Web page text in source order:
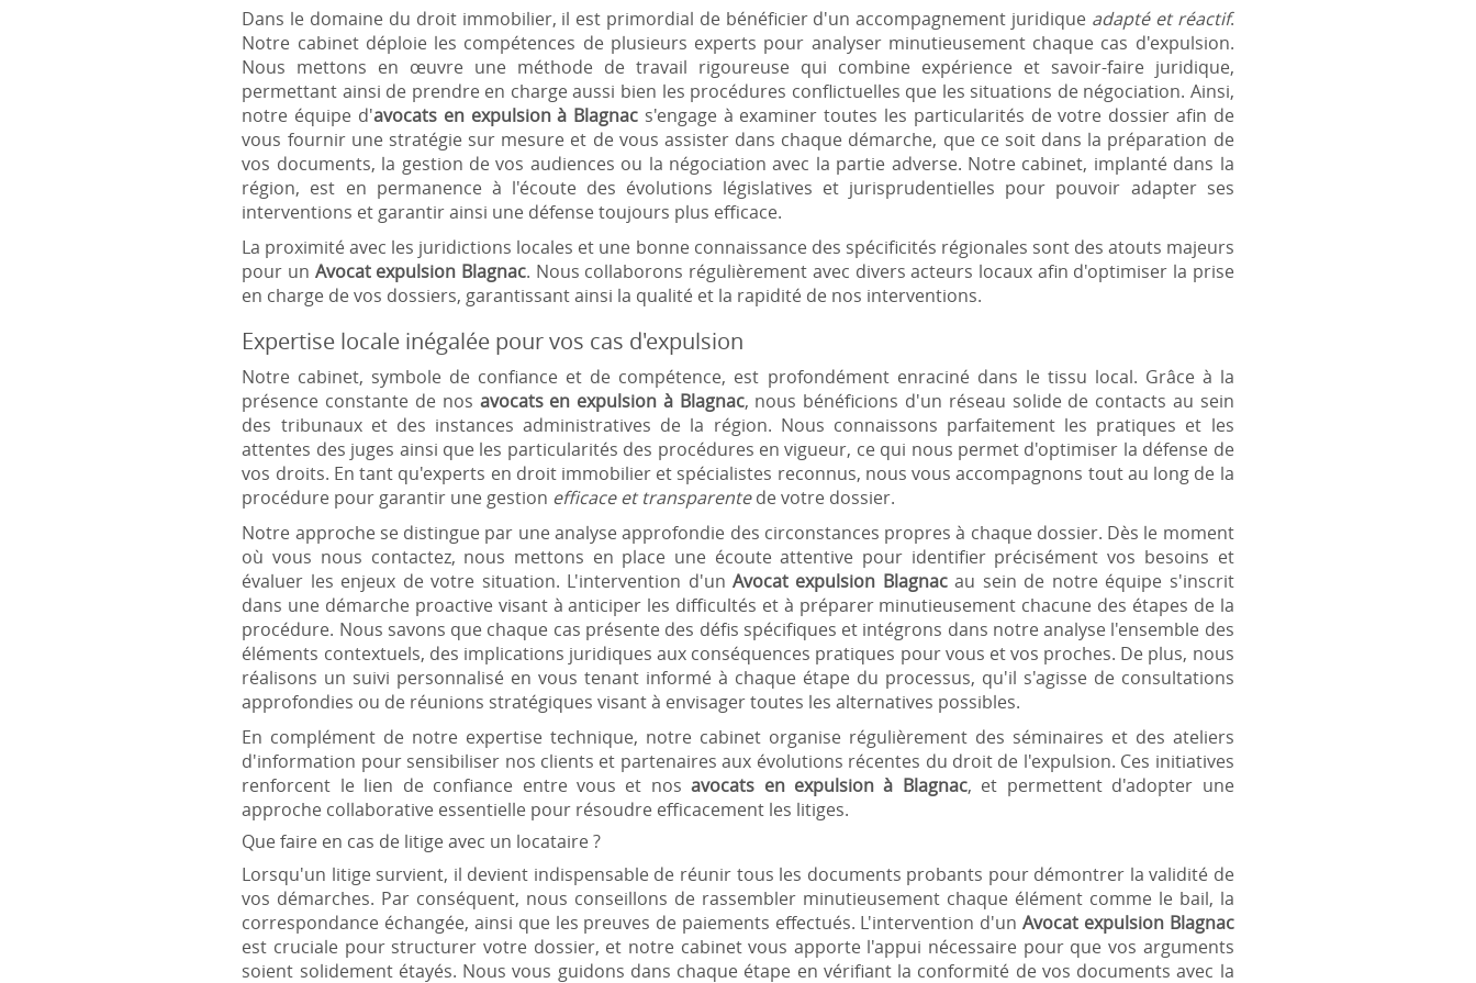
Dans le domaine du droit immobilier, il est primordial de bénéficier d'un accompagnement juridique adapté et réactif.
Notre cabinet déploie les compétences de plusieurs experts pour analyser minutieusement chaque cas d'expulsion.
Nous mettons en œuvre une méthode de travail rigoureuse qui combine expérience et savoir-faire juridique,
permettant ainsi de prendre en charge aussi bien les procédures conflictuelles que les situations de négociation. Ainsi,
notre équipe d'avocats en expulsion à Blagnac s'engage à examiner toutes les particularités de votre dossier afin de
vous fournir une stratégie sur mesure et de vous assister dans chaque démarche, que ce soit dans la préparation de
vos documents, la gestion de vos audiences ou la négociation avec la partie adverse. Notre cabinet, implanté dans la
région, est en permanence à l'écoute des évolutions législatives et jurisprudentielles pour pouvoir adapter ses
interventions et garantir ainsi une défense toujours plus efficace.
La proximité avec les juridictions locales et une bonne connaissance des spécificités régionales sont des atouts majeurs
pour un Avocat expulsion Blagnac. Nous collaborons régulièrement avec divers acteurs locaux afin d'optimiser la prise
en charge de vos dossiers, garantissant ainsi la qualité et la rapidité de nos interventions.
Expertise locale inégalée pour vos cas d'expulsion
Notre cabinet, symbole de confiance et de compétence, est profondément enraciné dans le tissu local. Grâce à la
présence constante de nos avocats en expulsion à Blagnac, nous bénéficions d'un réseau solide de contacts au sein
des tribunaux et des instances administratives de la région. Nous connaissons parfaitement les pratiques et les
attentes des juges ainsi que les particularités des procédures en vigueur, ce qui nous permet d'optimiser la défense de
vos droits. En tant qu'experts en droit immobilier et spécialistes reconnus, nous vous accompagnons tout au long de la
procédure pour garantir une gestion efficace et transparentede votre dossier.
Notre approche se distingue par une analyse approfondie des circonstances propres à chaque dossier. Dès le moment
où vous nous contactez, nous mettons en place une écoute attentive pour identifier précisément vos besoins et
évaluer les enjeux de votre situation. L'intervention d'un Avocat expulsion Blagnacau sein de notre équipe s'inscrit
dans une démarche proactive visant à anticiper les difficultés et à préparer minutieusement chacune des étapes de la
procédure. Nous savons que chaque cas présente des défis spécifiques et intégrons dans notre analyse l'ensemble des
éléments contextuels, des implications juridiques aux conséquences pratiques pour vous et vos proches. De plus, nous
réalisons un suivi personnalisé en vous tenant informé à chaque étape du processus, qu'il s'agisse de consultations
approfondies ou de réunions stratégiques visant à envisager toutes les alternatives possibles.
En complément de notre expertise technique, notre cabinet organise régulièrement des séminaires et des ateliers
d'information pour sensibiliser nos clients et partenaires aux évolutions récentes du droit de l'expulsion. Ces initiatives
renforcent le lien de confiance entre vous et nosavocats en expulsion à Blagnac, et permettent d'adopter une
approche collaborative essentielle pour résoudre efficacement les litiges.
Que faire en cas de litige avec un locataire ?
Lorsqu'un litige survient, il devient indispensable de réunir tous les documents probants pour démontrer la validité de
vos démarches. Par conséquent, nous conseillons de rassembler minutieusement chaque élément comme le bail, la
correspondance échangée, ainsi que les preuves de paiements effectués. L'intervention d'unAvocat expulsion Blagnac
est cruciale pour structurer votre dossier, et notre cabinet vous apporte l'appui nécessaire pour que vos arguments
soient solidement étayés. Nous vous guidons dans chaque étape en vérifiant la conformité de vos documents avec la